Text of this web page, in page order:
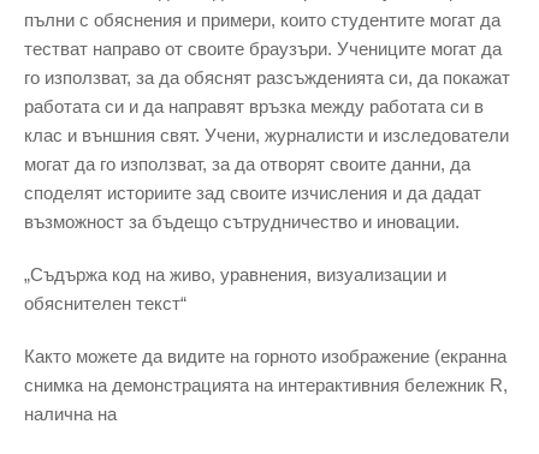
пълни с обяснения и примери, които студентите могат да
тестват направо от своите браузъри. Учениците могат да
го използват, за да обяснят разсъжденията си, да покажат
работата си и да направят връзка между работата си в
клас и външния свят. Учени, журналисти и изследователи
могат да го използват, за да отворят своите данни, да
споделят историите зад своите изчисления и да дадат
възможност за бъдещо сътрудничество и иновации.
„Съдържа код на живо, уравнения, визуализации и
обяснителен текст“
Както можете да видите на горното изображение (екранна
снимка на демонстрацията на интерактивния бележник R,
налична на